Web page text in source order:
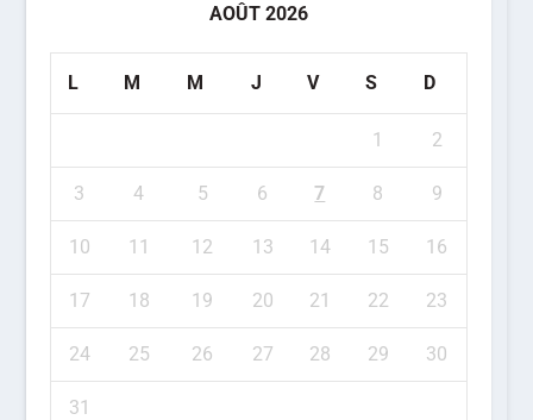
AOÛT 2026
L M M J V S D
1 2
3 4 5 6 7 8 9
10 11 12 13 14 15 16
17 18 19 20 21 22 23
24 25 26 27 28 29 30
31